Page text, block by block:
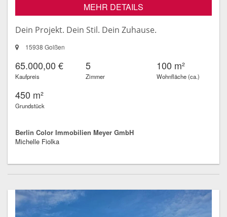
MEHR DETAILS
Dein Projekt. Dein Stil. Dein Zuhause.
15938 Golßen
65.000,00 €
Kaufpreis
5
Zimmer
100 m²
Wohnfläche (ca.)
450 m²
Grundstück
Berlin Color Immobilien Meyer GmbH
Michelle Fiolka